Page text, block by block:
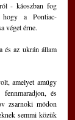
- káoszban fog
hogy a Pontiac-
véget érne.
és az ukrán állam
amelyet amúgy
és
zsarnoki módon
semmi közük